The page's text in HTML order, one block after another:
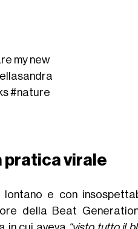
my new
#nature
pratica virale
e con
della Beat